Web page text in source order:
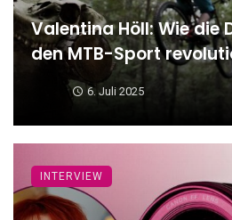
Valentina Höll: Wie die
den MTB-Sport
6. Juli 2025
INTERVIEW